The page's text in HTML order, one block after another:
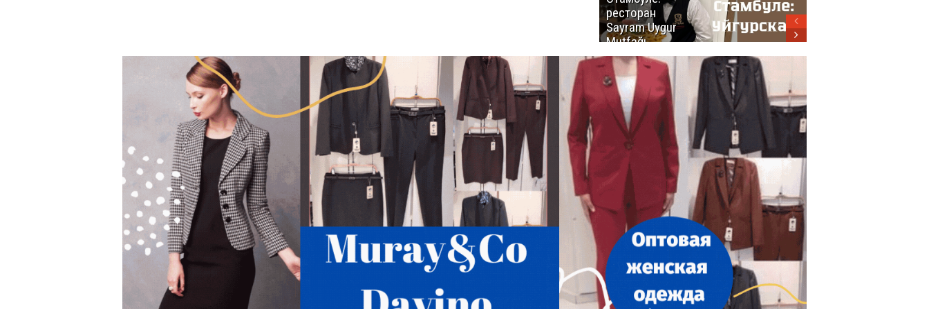
ресторан
Sayram Uygur
Mutfağı